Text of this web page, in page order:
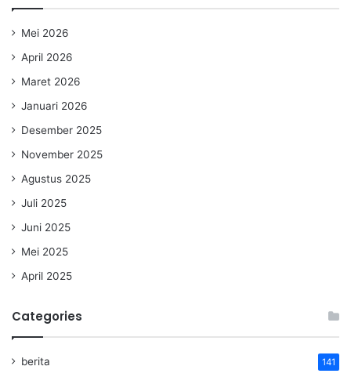
Mei 2026
April 2026
Maret 2026
Januari 2026
Desember 2025
November 2025
Agustus 2025
Juli 2025
Juni 2025
Mei 2025
April 2025
Categories
berita 141